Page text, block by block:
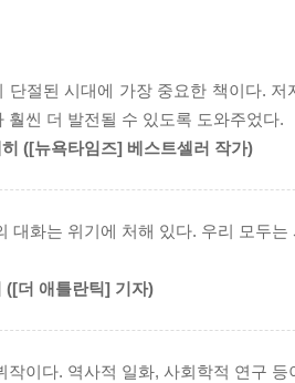
말을 했을 뿐이라고 생각한다. 하지
대화를 그만두고 싶다면, 딴짓을 할
연구는 다른 사람에게 공감을 느끼는
”와 같은 대화 스킬이 아니다. 이런
진정 어린 소통이 되려면 대화 스킬
공이 되려는 욕구를 참아내고, 선생
하는 16가지 대화 원칙을 지켜나간다
단절된 시대에 가장 중요한 책이다.
훨씬 더 발전될 수 있도록 도와주었다.
([뉴욕타임즈] 베스트셀러 작가)
대화는 위기에 처해 있다. 우리 모두
([더 애틀란틱] 기자)
작이다. 역사적 일화, 사회학적 연구